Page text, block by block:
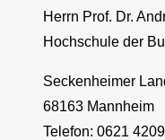
Herrn Prof. Dr.
Hochschule der
Seckenheimer
68163 Mannheim
Telefon: 0621